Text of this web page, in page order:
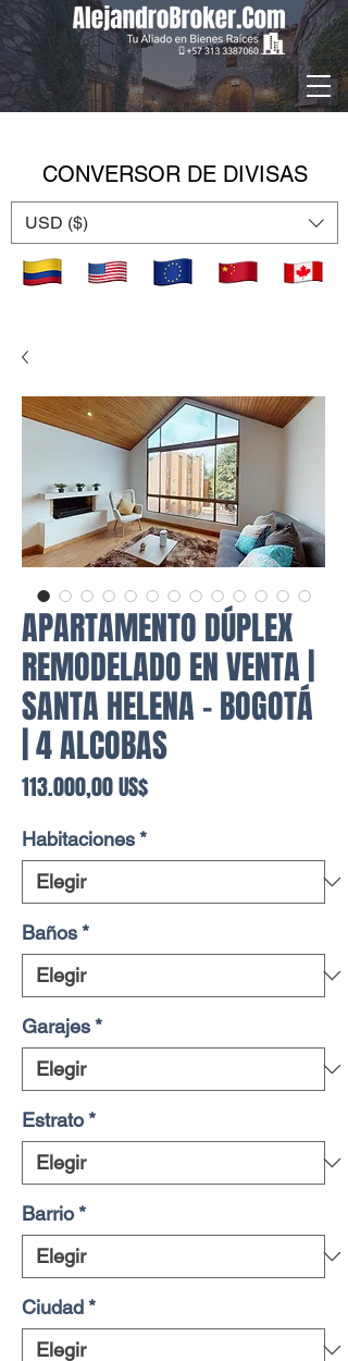
CONVERSOR DE DIVISAS
USD ($)
APARTAMENTO DÚPLEX
REMODELADO EN VENTA |
SANTA HELENA - BOGOTÁ
| 4 ALCOBAS
113.000,00 US$Precio
Habitaciones*
Baños*
Garajes*
Estrato*
Barrio*
Ciudad*